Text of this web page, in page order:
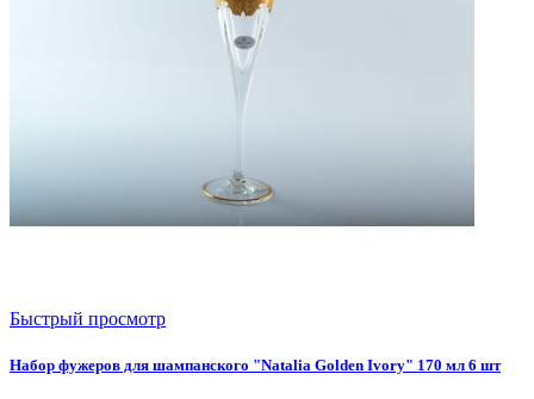
Быстрый просмотр
Набор фужеров для шампанского "Natalia Golden Ivory" 170 мл 6 шт